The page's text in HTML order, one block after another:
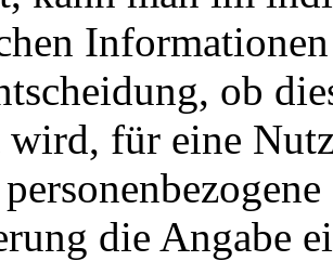
ob
wird, für eine
die Angabe